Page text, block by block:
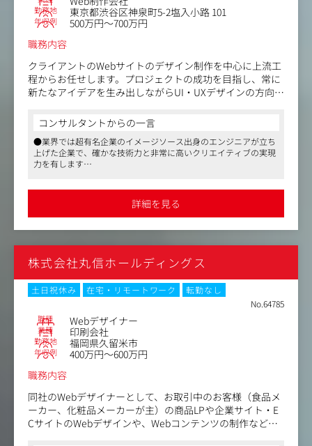
勤務地 東京都渋谷区神泉町5-2塩入小路 101
年収例
500万円～700万円
職務内容
クライアントのWebサイトのデザイン制作を中心に上流工
程からお任せします。プロジェクトの成功を目指し、常に
新たなアイデアを生み出しながらUI・UXデザインの方向性
＜業務の流れ＞
・クライアントからの依頼を受け、エンジニアやディレク
ターとオリエンに参加します
・案件によっては要件定義やワイヤーフレームの設計にも
・デザイン部分については、デザイナーとコンセプト策定
から、携わっていただき、提案書の作成、提案などもお任
クライアントは、直取り引きと代理店経由の案件があり、
半々の比率です。そのため、クライアントに寄り添って企
画段階から携わることも可能ですし、代理店案件では、広
告賞を受賞するような大型の案件に携わっていただくこと
もできます。
コンサルタントからの一言
●業界では超有名企業のイメージソース出身のエンジニアが立ち
上げた企業で、確かな技術力と非常に高いクリエイティブの実現
力を有します
●フルリモート、フレックスタイム制、家賃補助などの福利厚生
も充実し、平均勤続年数も8.7年と非常に高い企業です（クリエイ
ティブ系企業の平均は3～5年ほど）
詳細を見る
株式会社丸信ホールディングス
土日祝休み 在宅・リモートワーク
転勤なし
No.64785
職種 Webデザイナー
業種 印刷会社
勤務地 福岡県久留米市
年収例
400万円～600万円
職務内容
同社のWebデザイナーとして、お取引中のお客様（食品メ
ーカー、化粧品メーカーが主）の商品LPや企業サイト・E
CサイトのWebデザインや、Webコンテンツの制作などを